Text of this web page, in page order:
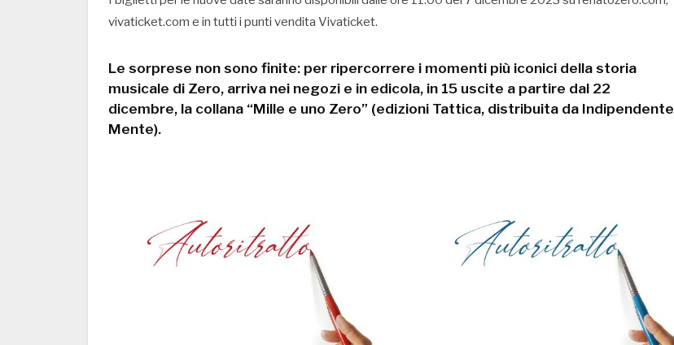
vivaticket.com e in tutti i punti vendita Vivaticket.
Le sorprese non sono finite: per ripercorrere i momenti più iconici della storia
musicale di Zero, arriva nei negozi e in edicola, in 15 uscite a partire dal 22
dicembre, la collana “Mille e uno Zero” (edizioni Tattica, distribuita da Indipendente
Mente).